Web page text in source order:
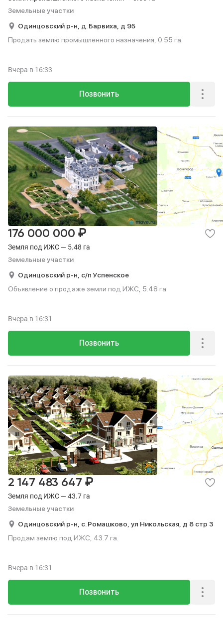
Земельные участки
Одинцовский р-н, д. Барвиха, д 95
Продать землю промышленного назначения, 0.55 га.
Позвонить
Вчера в 16:33
Земля под ИЖС — 5.48 га
Земельные участки
176 000 000 ₽
Одинцовский р-н, с/п Успенское
Объявление о продаже земли под ИЖС, 5.48 га.
Позвонить
Вчера в 16:31
Земля под ИЖС — 43.7 га
Земельные участки
2 147 483 647 ₽
Одинцовский р-н, с. Ромашково, ул Никольская, д 8 стр 3
Продам землю под ИЖС, 43.7 га.
Позвонить
Вчера в 16:31